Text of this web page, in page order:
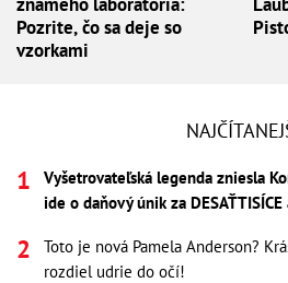
Pozrite, čo sa deje so
vzorkami
Vyšetrovateľská legenda zniesla
ide o daňový únik za
Toto je nová Pamela Anderson?
rozdiel udrie do očí!